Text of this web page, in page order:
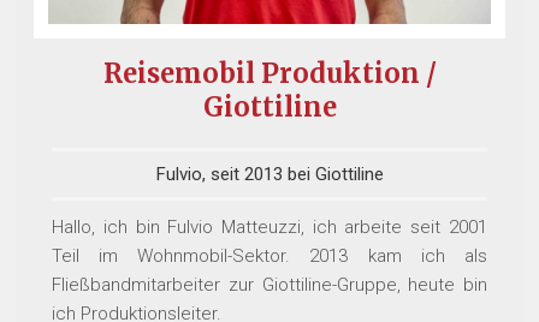
Reisemobil Produktion /
Giottiline
Fulvio, seit 2013 bei Giottiline
Hallo, ich bin Fulvio Matteuzzi, ich arbeite seit 2001
Teil im Wohnmobil-Sektor. 2013 kam ich als
Fließbandmitarbeiter zur Giottiline-Gruppe, heute bin
ich Produktionsleiter.